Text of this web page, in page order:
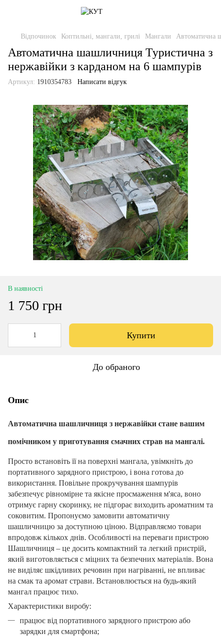
Відпочинок Коптильні, мангали, грилі Мангали Автоматична
Автоматична шашличниця Туристична з
нержавійки з карданом на 6 шампурів
Артикул: 1910354783 Написати відгук
В наявності
1 750 грн
Купити
До обраного
Опис
Автоматична шашличниця з нержавійки стане вашим
помічником у приготування смачних страв на мангалі.
Просто встановіть її на поверхні мангала, увімкніть до
портативного зарядного пристрою, і вона готова до
використання. Повільне прокручування шампурів
забезпечує рівномірне та якісне просмаження м'яса, воно
отримує гарну скоринку, не підгорає виходить ароматним та
соковитим. Пропонуємо замовити автоматичну
шашличницю за доступною ціною. Відправляємо товари
впродовж кількох днів. Особливості на переваги пристрою
Шашличниця – це досить компактний та легкий пристрій,
який виготовляється с міцних та безпечних матеріалів. Вона
не виділяє шкідливих речовин при нагріванні, не впливає
на смак та аромат страви. Встановлюється на будь-який
мангал працює тихо.
Характеристики виробу:
працює від портативного зарядного пристрою або
зарядки для смартфона;